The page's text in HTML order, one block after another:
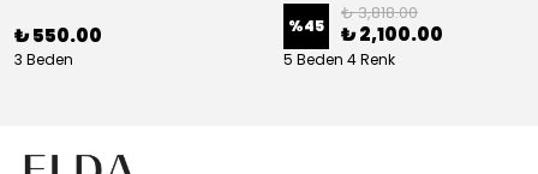
₺ 550.00
3 Beden
%45
₺ 3,818.00
₺ 2,100.00
5 Beden 4 Renk